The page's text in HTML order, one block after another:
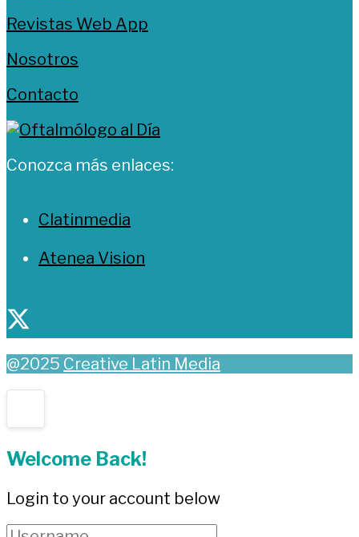
Revistas Web App
Nosotros
Contacto
Conozca más enlaces:
Clatinmedia
Atenea Vision
@2025 Creative Latin Media
Welcome Back!
Login to your account below